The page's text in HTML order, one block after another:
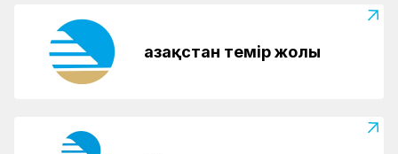
Қазақстан темір жолы